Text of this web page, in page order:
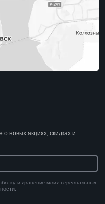
новых акциях, скидках и
и хранение моих персональных